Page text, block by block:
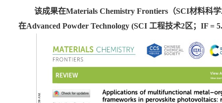
该成果在Materials Chemistry Frontiers （SCI材料科学
在Advanced Powder Technology (SCI 工程技术2区；IF =